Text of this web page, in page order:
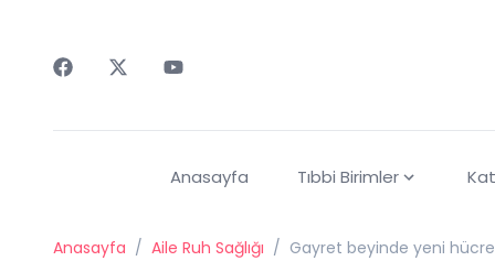
Anasayfa Tıbbi Birimler
Anasayfa / Aile Ruh Sağlığı / Gayret beyinde yeni